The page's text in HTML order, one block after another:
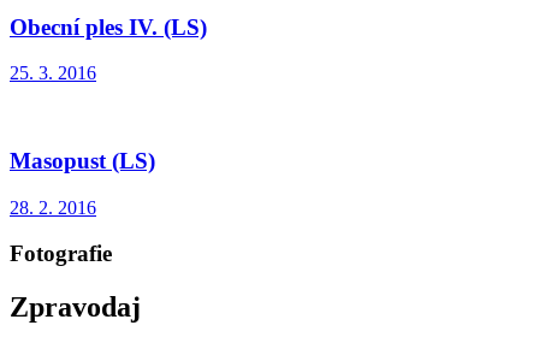
Obecní ples IV. (LS)
25. 3. 2016
Masopust (LS)
28. 2. 2016
Fotografie
Zpravodaj